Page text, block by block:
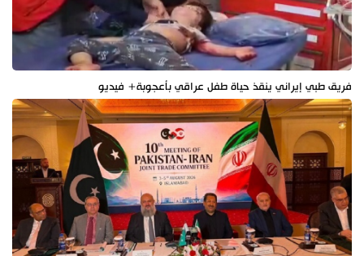
فريق طبي إيراني ينقذ حياة طفل عراقي بأعجوبة+ فيديو